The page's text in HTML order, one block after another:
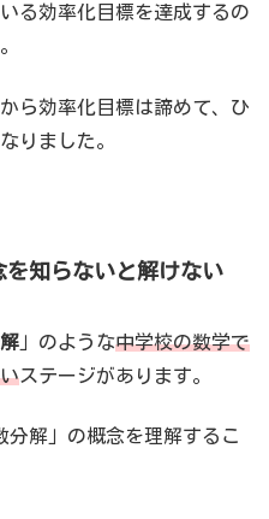
る効率化目標を達成するの
ら効率化目標は諦めて、ひ
りました。
知らないと解けない
」のような中学校の数学で
ステージがあります。
解」の概念を理解するこ